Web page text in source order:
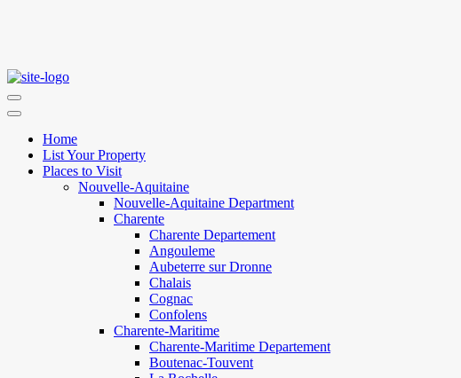
Home
List Your Property
Places to Visit
Nouvelle-Aquitaine
Nouvelle-Aquitaine Department
Charente
Charente Departement
Angouleme
Aubeterre sur Dronne
Chalais
Cognac
Confolens
Charente-Maritime
Charente-Maritime Departement
Boutenac-Touvent